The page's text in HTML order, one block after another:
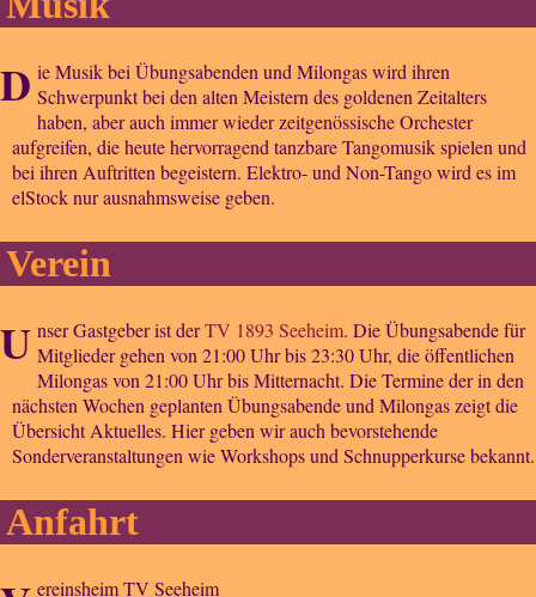
D ie Musik bei Übungsabenden und Milongas wird ihren
Schwerpunkt bei den alten Meistern des goldenen Zeitalters
haben, aber auch immer wieder zeitgenössische Orchester
aufgreifen, die heute hervorragend tanzbare Tangomusik spielen und
bei ihren Auftritten begeistern. Elektro- und Non-Tango wird es im
elStock nur ausnahmsweise geben.
Verein
U nser Gastgeber ist derTV 1893 Seeheim. Die Übungsabende für
Mitglieder gehen von 21:00 Uhr bis 23:30 Uhr, die öffentlichen
Milongas von 21:00 Uhr bis Mitternacht. Die Termine der in den
nächsten Wochen geplanten Übungsabende und Milongas zeigt die
Übersicht Aktuelles. Hier geben wir auch bevorstehende
Sonderveranstaltungen wie Workshops und Schnupperkurse bekannt.
Anfahrt
ereinsheim TV Seeheim